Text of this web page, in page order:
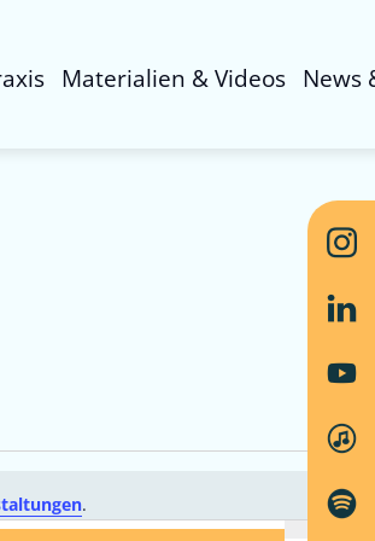
Materialien & Videos News
.